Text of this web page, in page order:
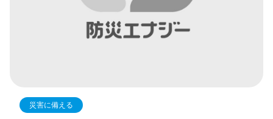
災害に備える